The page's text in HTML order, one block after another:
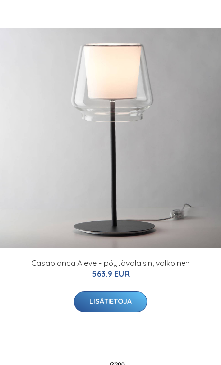
Casablanca Aleve - pöytävalaisin, valkoinen
563.9 EUR
LISÄTIETOJA